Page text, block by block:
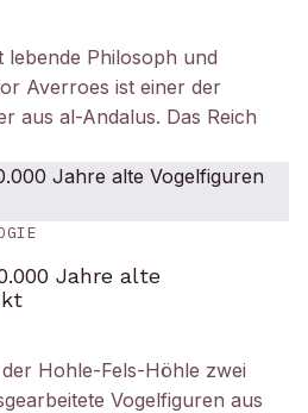
lebende Philosoph und
Averroes ist einer der
aus al-Andalus. Das Reich
Jahre alte
Hohle-Fels-Höhle zwei
Vogelfiguren aus